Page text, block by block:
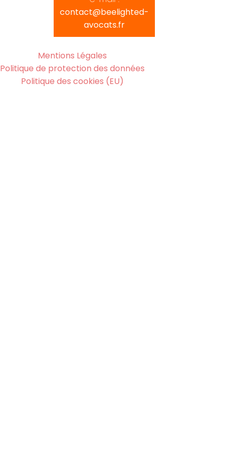
contact@beelighted-
avocats.fr
Mentions Légales
Politique de protection des données
Politique des cookies (EU)